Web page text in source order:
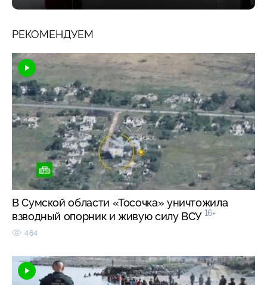
РЕКОМЕНДУЕМ
В Сумской области «Тосочка» уничтожила
взводный опорник и живую силу ВСУ 16+
464